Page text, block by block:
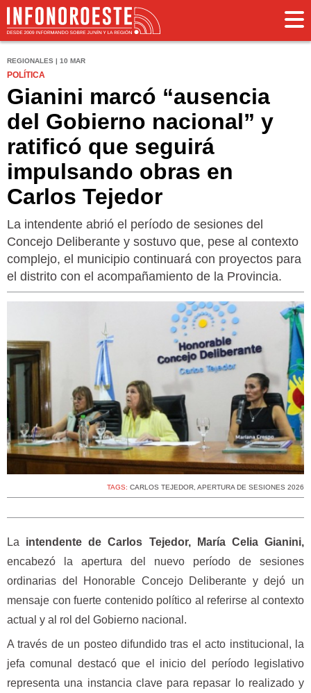
REGIONALES | 10 MAR
POLÍTICA
Gianini marcó “ausencia
del Gobierno nacional” y
ratificó que seguirá
impulsando obras en
Carlos Tejedor
La intendente abrió el período de sesiones del
Concejo Deliberante y sostuvo que, pese al contexto
complejo, el municipio continuará con proyectos para
el distrito con el acompañamiento de la Provincia.
TAGS: CARLOS TEJEDOR, APERTURA DE SESIONES 2026
La intendente de Carlos Tejedor, María Celia Gianini,
encabezó la apertura del nuevo período de sesiones
ordinarias del Honorable Concejo Deliberante y dejó un
mensaje con fuerte contenido político al referirse al contexto
actual y al rol del Gobierno nacional.
A través de un posteo difundido tras el acto institucional, la
jefa comunal destacó que el inicio del período legislativo
representa una instancia clave para repasar lo realizado y